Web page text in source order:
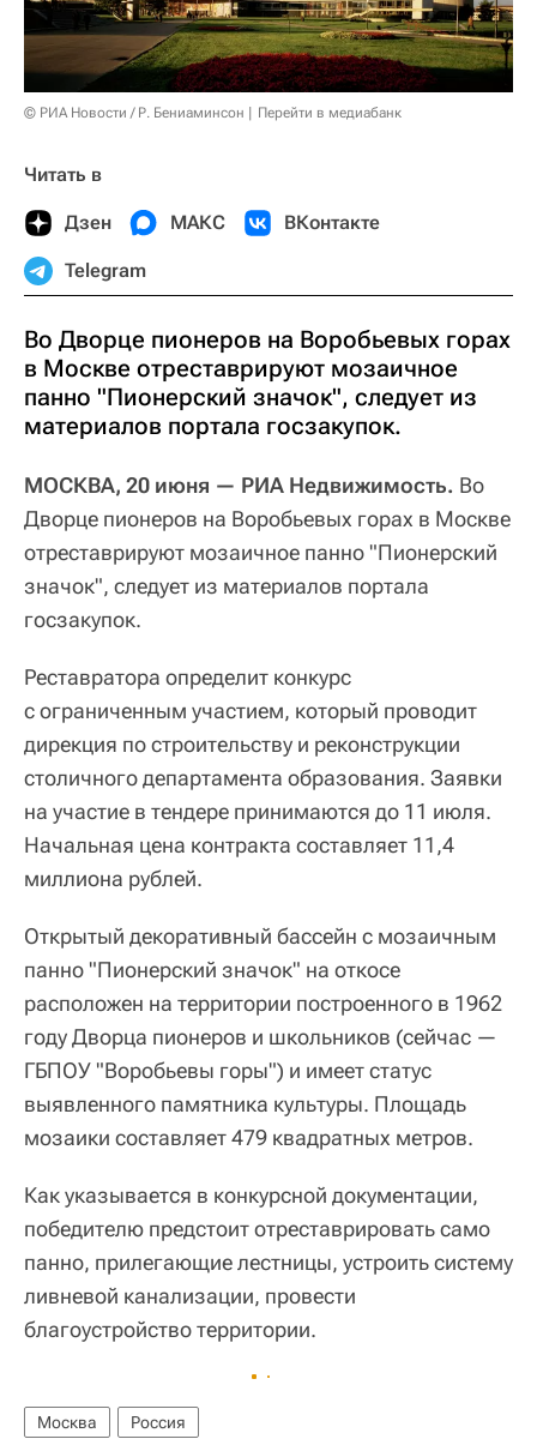
© РИА Новости / Р. Бениаминсон Перейти в медиабанк
Читать в
Дзен МАКС ВКонтакте
Telegram
Во Дворце пионеров на Воробьевых горах
в Москве отреставрируют мозаичное
панно "Пионерский значок", следует из
материалов портала госзакупок.
МОСКВА, 20 июня — РИА Недвижимость. Во
Дворце пионеров на Воробьевых горах в Москве
отреставрируют мозаичное панно "Пионерский
значок", следует из материалов портала
госзакупок.
Реставратора определит конкурс
с ограниченным участием, который проводит
дирекция по строительству и реконструкции
столичного департамента образования. Заявки
на участие в тендере принимаются до 11 июля.
Начальная цена контракта составляет 11,4
миллиона рублей.
Открытый декоративный бассейн с мозаичным
панно "Пионерский значок" на откосе
расположен на территории построенного в 1962
году Дворца пионеров и школьников (сейчас —
ГБПОУ "Воробьевы горы") и имеет статус
выявленного памятника культуры. Площадь
мозаики составляет 479 квадратных метров.
Как указывается в конкурсной документации,
победителю предстоит отреставрировать само
панно, прилегающие лестницы, устроить систему
ливневой канализации, провести
благоустройство территории.
Москва Россия